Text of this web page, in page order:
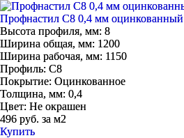
Профнастил С8 0,4 мм оцинкованный
Высота профиля, мм: 8
Ширина общая, мм: 1200
Ширина рабочая, мм: 1150
Профиль: С8
Покрытие: Оцинкованное
Толщина, мм: 0,4
Цвет: Не окрашен
496 руб. за м2
Купить